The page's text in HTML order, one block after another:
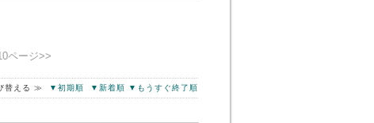
ページ>>
替える ≫ ▼初期順 ▼新着順 ▼もうすぐ終了順